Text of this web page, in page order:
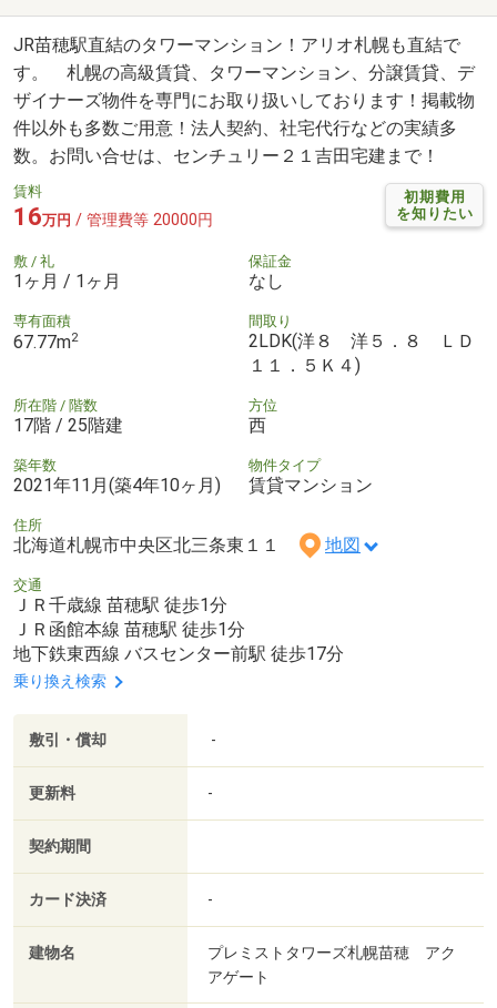
JR苗穂駅直結のタワーマンション！アリオ札幌も直結で
す。 札幌の高級賃貸、タワーマンション、分譲賃貸、デ
ザイナーズ物件を専門にお取り扱いしております！掲載物
件以外も多数ご用意！法人契約、社宅代行などの実績多
数。お問い合せは、センチュリー２１吉田宅建まで！
初期費用
を知りたい
賃料
16万円 / 管理費等 20000円
敷 / 礼
1ヶ月 / 1ヶ月
保証金
なし
専有面積
67.77m2
間取り
2LDK(洋８ 洋５．８ ＬＤ
１１．５Ｋ４)
所在階 / 階数
17階 / 25階建
方位
西
築年数
2021年11月(築4年10ヶ月)
物件タイプ
賃貸マンション
住所
北海道札幌市中央区北三条東１１ 地図
交通
ＪＲ千歳線 苗穂駅 徒歩1分
ＪＲ函館本線 苗穂駅 徒歩1分
地下鉄東西線 バスセンター前駅 徒歩17分
乗り換え検索
敷引・償却 -
更新料 -
契約期間
カード決済 -
建物名
プレミストタワーズ札幌苗穂 アク
アゲート